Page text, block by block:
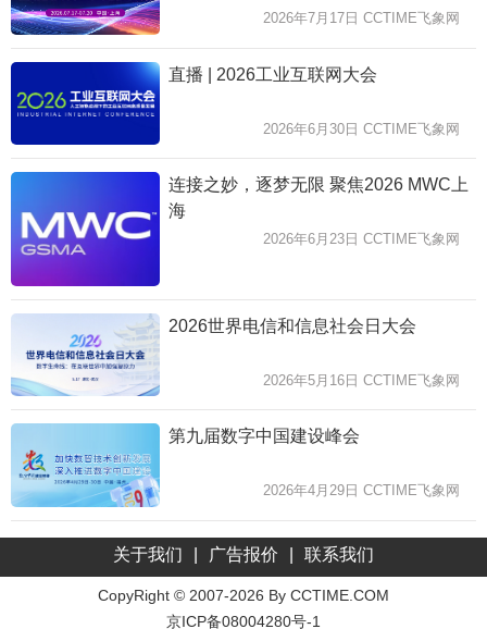
2026年7月17日 CCTIME飞象网
直播 | 2026工业互联网大会
2026年6月30日 CCTIME飞象网
连接之妙，逐梦无限 聚焦2026 MWC上
海
2026年6月23日 CCTIME飞象网
2026世界电信和信息社会日大会
2026年5月16日 CCTIME飞象网
第九届数字中国建设峰会
2026年4月29日 CCTIME飞象网
关于我们 广告报价 联系我们
CopyRight © 2007-2026 By CCTIME.COM
京ICP备08004280号-1